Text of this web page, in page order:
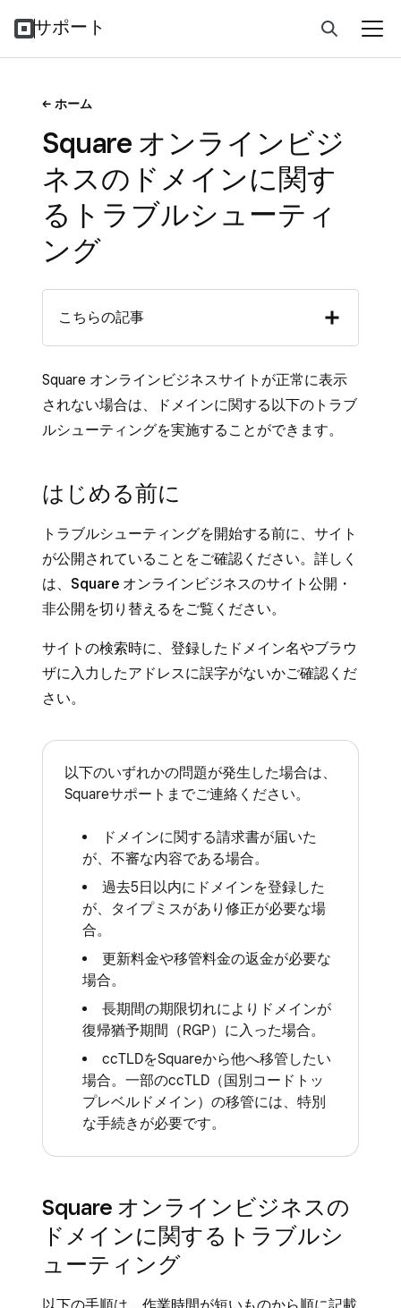
サポート
ホーム
Square オンラインビジ
ネスのドメインに関す
るトラブルシューティ
ング
こちらの記事
Square オンラインビジネスサイトが正常に表示
されない場合は、ドメインに関する以下のトラブ
ルシューティングを実施することができます。
はじめる前に
トラブルシューティングを開始する前に、サイト
が公開されていることをご確認ください。詳しく
は、 Square オンラインビジネスのサイト公開・
非公開を切り替える をご覧ください。
サイトの検索時に、登録したドメイン名やブラウ
ザに入力したアドレスに誤字がないかご確認くだ
さい。
以下のいずれかの問題が発生した場合は、
Squareサポートまでご連絡ください。
ドメインに関する請求書が届いた
が、不審な内容である場合。
過去5日以内にドメインを登録した
が、タイプミスがあり修正が必要な場
合。
更新料金や移管料金の返金が必要な
場合。
長期間の期限切れによりドメインが
復帰猶予期間（RGP）に入った場合。
ccTLDをSquareから他へ移管したい
場合。一部のccTLD（国別コードトッ
プレベルドメイン）の移管には、特別
な手続きが必要です。
Square オンラインビジネスの
ドメインに関するトラブルシ
ューティング